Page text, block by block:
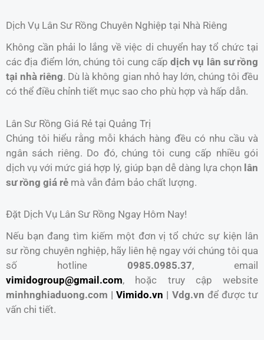
Dịch Vụ Lân Sư Rồng Chuyên Nghiệp tại Nhà Riêng
Không cần phải lo lắng về việc di chuyển hay tổ chức tại
các địa điểm lớn, chúng tôi cung cấp dịch vụ lân sư rồng
tại nhà riêng. Dù là không gian nhỏ hay lớn, chúng tôi đều
có thể điều chỉnh tiết mục sao cho phù hợp và hấp dẫn.
Lân Sư Rồng Giá Rẻ tại Quảng Trị
Chúng tôi hiểu rằng mỗi khách hàng đều có nhu cầu và
ngân sách riêng. Do đó, chúng tôi cung cấp nhiều gói
dịch vụ với mức giá hợp lý, giúp bạn dễ dàng lựa chọn lân
sư rồng giá rẻ mà vẫn đảm bảo chất lượng.
Đặt Dịch Vụ Lân Sư Rồng Ngay Hôm Nay!
Nếu bạn đang tìm kiếm một đơn vị tổ chức sự kiện lân
sư rồng chuyên nghiệp, hãy liên hệ ngay với chúng tôi qua
số hotline 0985.0985.37, email
vimidogroup@gmail.com, hoặc truy cập website
minhnghiaduong.com |Vimido.vn | Vdg.vn để được tư
vấn chi tiết.